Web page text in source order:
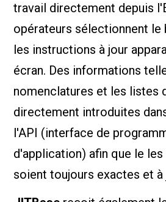
travail directement depuis
opérateurs sélectionnent le
les instructions à jour
écran. Des informations
nomenclatures et les listes
directement introduites
l'API (interface de
d'application) afin que le
soient toujours exactes et à